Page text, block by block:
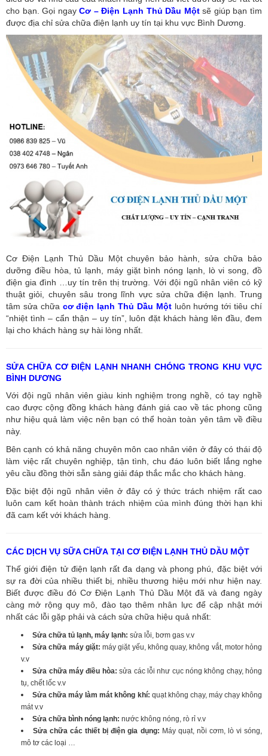
cho bạn. Gọi ngayCơ – Điện Lạnh Thủ Dầu Một sẽ giúp bạn tìm
được địa chỉ sửa chữa điện lạnh uy tín tại khu vực Bình Dương.
Cơ Điện Lạnh Thủ Dầu Một chuyên bảo hành, sửa chữa bảo
dưỡng điều hòa, tủ lạnh, máy giặt bình nóng lạnh, lò vi song, đồ
điện gia đình …uy tín trên thị trường. Với đội ngũ nhân viên có kỹ
thuật giỏi, chuyên sâu trong lĩnh vực sửa chữa điện lạnh. Trung
tâm sửa chữa cơ điện lạnh Thủ Dầu Mộtluôn hướng tới tiêu chí
“nhiệt tình – cẩn thận – uy tín”, luôn đặt khách hàng lên đầu, đem
lại cho khách hàng sự hài lòng nhất.
SỬA CHỮA CƠ ĐIỆN LẠNH NHANH CHÓNG TRONG KHU VỰC
BÌNH DƯƠNG
Với đội ngũ nhân viên giàu kinh nghiệm trong nghề, có tay nghề
cao được cộng đồng khách hàng đánh giá cao về tác phong cũng
như hiệu quả làm việc nên bạn có thể hoàn toàn yên tâm về điều
này.
Bên cạnh có khả năng chuyên môn cao nhân viên ở đây có thái độ
làm việc rất chuyên nghiệp, tận tình, chu đáo luôn biết lắng nghe
yêu cầu đồng thời sẵn sàng giải đáp thắc mắc cho khách hàng.
Đặc biệt đội ngũ nhân viên ở đây có ý thức trách nhiệm rất cao
luôn cam kết hoàn thành trách nhiệm của mình đúng thời hạn khi
đã cam kết với khách hàng.
CÁC DỊCH VỤ SỮA CHỮA TẠI CƠ ĐIỆN LẠNH THỦ DẦU MỘT
Thế giới điện tử điện lạnh rất đa dạng và phong phú, đặc biệt với
sự ra đời của nhiều thiết bị, nhiều thương hiệu mới như hiện nay.
Biết được điều đó Cơ Điện Lạnh Thủ Dầu Một đã và đang ngày
càng mở rộng quy mô, đào tạo thêm nhân lực để cập nhật mới
nhất các lỗi gặp phải và cách sửa chữa hiệu quả nhất:
Sửa chữa tủ lạnh, máy lạnh: sửa lỗi, bơm gas v.v
Sửa chữa máy giặt:máy giặt yếu, không quay, không vắt, motor hỏng
v.v
Sửa chữa máy điều hòa: sửa các lỗi như cục nóng không chạy, hỏng
tụ, chết lốc v.v
Sửa chữa máy làm mát không khí: quạt không chạy, máy chạy không
mát v.v
Sửa chữa bình nóng lạnh: nước không nóng, rò rỉ v.v
Sửa chữa các thiết bị điện gia dụng: Máy quạt, nồi cơm, lò vi sóng,
mô tơ các loại …